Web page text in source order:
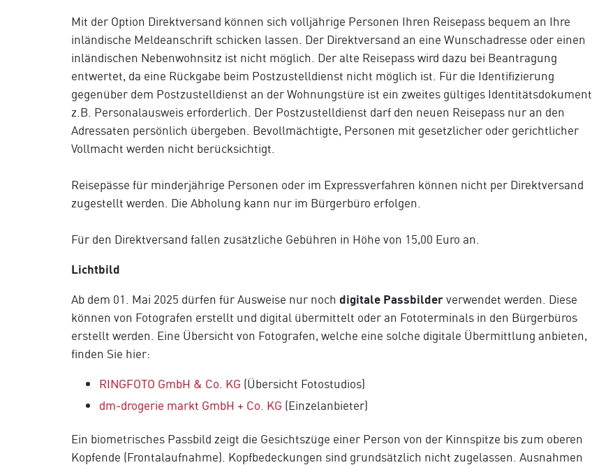
Mit der Option Direktversand können sich volljährige Personen Ihren Reisepass bequem an Ihre
inländische Meldeanschrift schicken lassen. Der Direktversand an eine Wunschadresse oder einen
inländischen Nebenwohnsitz ist nicht möglich. Der alte Reisepass wird dazu bei Beantragung
entwertet, da eine Rückgabe beim Postzustelldienst nicht möglich ist. Für die Identifizierung
gegenüber dem Postzustelldienst an der Wohnungstüre ist ein zweites gültiges Identitätsdokument
z.B. Personalausweis erforderlich. Der Postzustelldienst darf den neuen Reisepass nur an den
Adressaten persönlich übergeben. Bevollmächtigte, Personen mit gesetzlicher oder gerichtlicher
Vollmacht werden nicht berücksichtigt.
Reisepässe für minderjährige Personen oder im Expressverfahren können nicht per Direktversand
zugestellt werden. Die Abholung kann nur im Bürgerbüro erfolgen.
Für den Direktversand fallen zusätzliche Gebühren in Höhe von 15,00 Euro an.
Lichtbild
Ab dem 01. Mai 2025 dürfen für Ausweise nur noch digitale Passbilderverwendet werden. Diese
können von Fotografen erstellt und digital übermittelt oder an Fototerminals in den Bürgerbüros
erstellt werden. Eine Übersicht von Fotografen, welche eine solche digitale Übermittlung anbieten,
finden Sie hier:
RINGFOTO GmbH & Co. KG (Übersicht Fotostudios)
dm-drogerie markt GmbH + Co. KG (Einzelanbieter)
Ein biometrisches Passbild zeigt die Gesichtszüge einer Person von der Kinnspitze bis zum oberen
Kopfende (Frontalaufnahme). Kopfbedeckungen sind grundsätzlich nicht zugelassen. Ausnahmen